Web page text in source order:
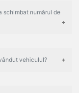
schimbat numărul de
vehiculul?